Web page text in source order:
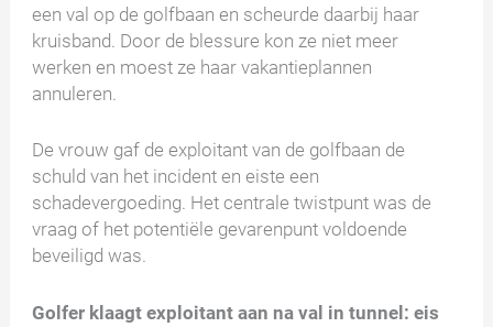
een val op de golfbaan en scheurde daarbij haar
kruisband. Door de blessure kon ze niet meer
werken en moest ze haar vakantieplannen
annuleren.
De vrouw gaf de exploitant van de golfbaan de
schuld van het incident en eiste een
schadevergoeding. Het centrale twistpunt was de
vraag of het potentiële gevarenpunt voldoende
beveiligd was.
Golfer klaagt exploitant aan na val in tunnel: eis